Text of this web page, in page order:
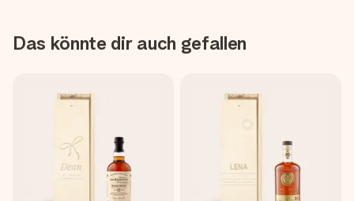
Das könnte dir auch gefallen